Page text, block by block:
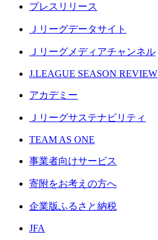
プレスリリース
Ｊリーグデータサイト
Ｊリーグメディアチャンネル
J.LEAGUE SEASON REVIEW
アカデミー
Ｊリーグサステナビリティ
TEAM AS ONE
事業者向けサービス
寄附をお考えの方へ
企業版ふるさと納税
JFA